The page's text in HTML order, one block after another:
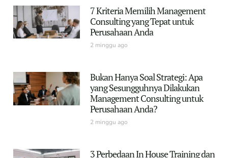
7 Kriteria Memilih Management
Consulting yang Tepat untuk
Perusahaan Anda
2 minggu ago
Bukan Hanya Soal Strategi: Apa
yang Sesungguhnya Dilakukan
Management Consulting untuk
Perusahaan Anda?
2 minggu ago
3 Perbedaan In House Training dan